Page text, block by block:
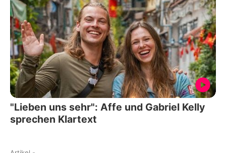
"Lieben uns sehr": Affe und Gabriel Kelly
sprechen Klartext